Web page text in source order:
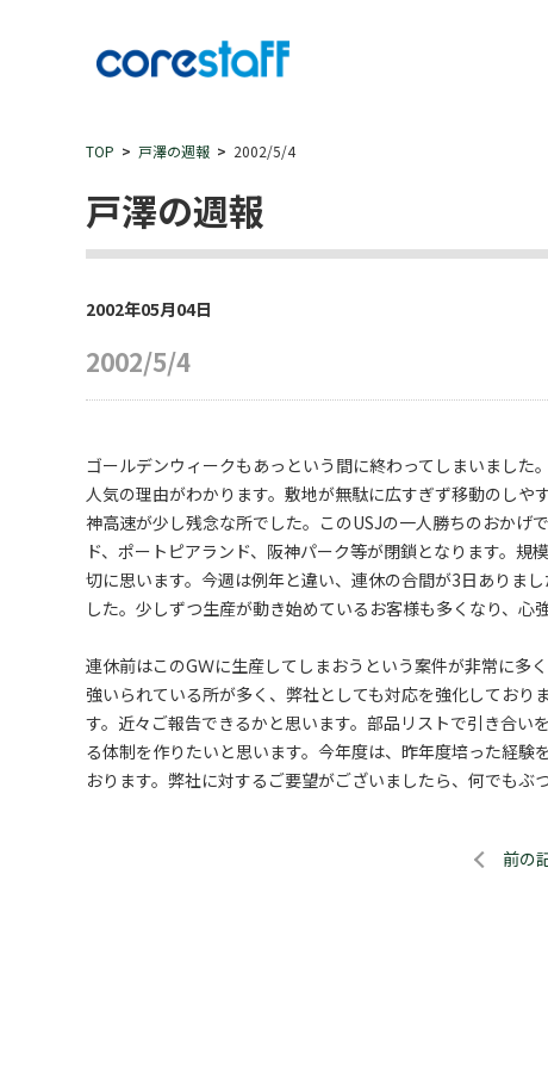
TOP 戸澤の週報 2002/5/4
戸澤の週報
2002年05月04日
2002/5/4
ゴールデンウィークもあっという間に終わってしまいました
人気の理由がわかります。敷地が無駄に広すぎず移動のし
神高速が少し残念な所でした。このUSJの一人勝ちのおかげ
ド、ポートピアランド、阪神パーク等が閉鎖となります。
切に思います。今週は例年と違い、連休の合間が3日ありま
した。少しずつ生産が動き始めているお客様も多くなり、心
連休前はこのGＷに生産してしまおうという案件が非常に多
強いられている所が多く、弊社としても対応を強化してお
す。近々ご報告できるかと思います。部品リストで引き合
る体制を作りたいと思います。今年度は、昨年度培った経
おります。弊社に対するご要望がございましたら、何でもぶ
前の